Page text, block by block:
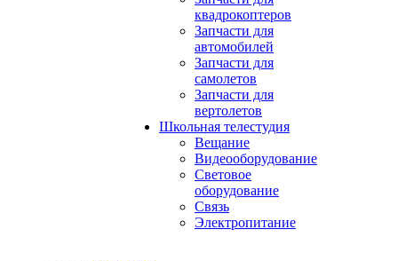
квадрокоптеров
Запчасти для
автомобилей
Запчасти для
самолетов
Запчасти для
вертолетов
Школьная телестудия
Вещание
Видеооборудование
Световое
оборудование
Связь
Электропитание